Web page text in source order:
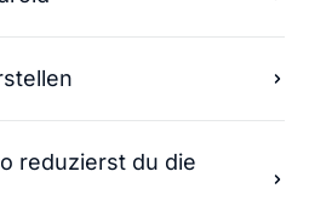
reduzierst du die